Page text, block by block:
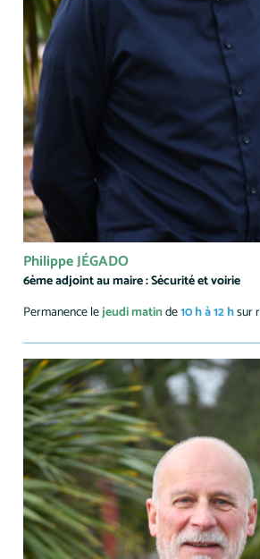
Philippe JÉGADO
6ème adjoint au maire : Sécurité et voirie
Permanence lejeudi matinde10 h à 12 hsur